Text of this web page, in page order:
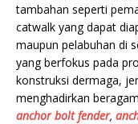
tambahan seperti
catwalk yang dapat
maupun pelabuhan di
yang berfokus pada
konstruksi dermaga,
menghadirkan
anchor bolt fender,